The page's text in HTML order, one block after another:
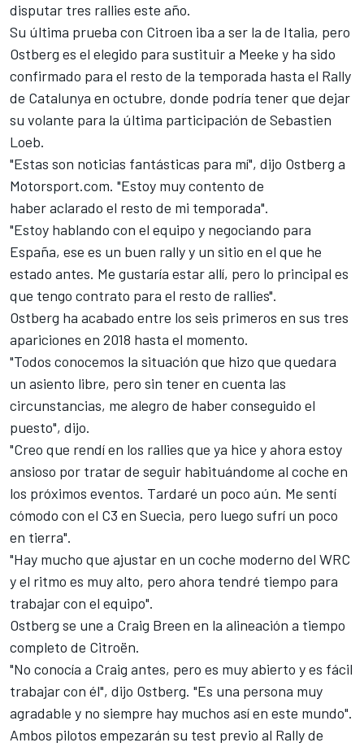
disputar tres rallies este año.
Su última prueba con Citroen iba a ser la de Italia, pero
Ostberg es el elegido para sustituir a Meeke y ha sido
confirmado para el resto de la temporada hasta el Rally
de Catalunya en octubre, donde podría tener que dejar
su volante para la última participación de Sebastien
Loeb.
"Estas son noticias fantásticas para mí", dijo Ostberg a
Motorsport.com. "Estoy muy contento de
haber aclarado el resto de mi temporada".
"Estoy hablando con el equipo y negociando para
España, ese es un buen rally y un sitio en el que he
estado antes. Me gustaría estar allí, pero lo principal es
que tengo contrato para el resto de rallies".
Ostberg ha acabado entre los seis primeros en sus tres
apariciones en 2018 hasta el momento.
"Todos conocemos la situación que hizo que quedara
un asiento libre, pero sin tener en cuenta las
circunstancias, me alegro de haber conseguido el
puesto", dijo.
"Creo que rendí en los rallies que ya hice y ahora estoy
ansioso por tratar de seguir habituándome al coche en
los próximos eventos. Tardaré un poco aún. Me sentí
cómodo con el C3 en Suecia, pero luego sufrí un poco
en tierra".
"Hay mucho que ajustar en un coche moderno del WRC
y el ritmo es muy alto, pero ahora tendré tiempo para
trabajar con el equipo".
Ostberg se une a Craig Breen en la alineación a tiempo
completo de Citroën.
"No conocía a Craig antes, pero es muy abierto y es fácil
trabajar con él", dijo Ostberg. "Es una persona muy
agradable y no siempre hay muchos así en este mundo".
Ambos pilotos empezarán su test previo al Rally de